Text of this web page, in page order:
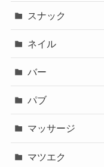
スナック
ネイル
バー
パブ
マッサージ
マツエク